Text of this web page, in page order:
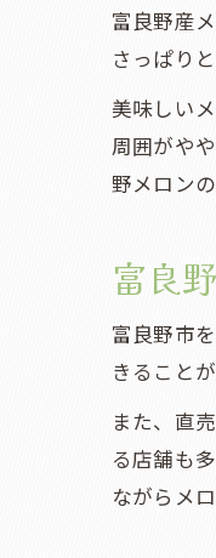
富良野産
さっぱり
美味しい
周囲がや
野メロンの
富良
富良野市
きること
また、直
る店舗も
ながらメ